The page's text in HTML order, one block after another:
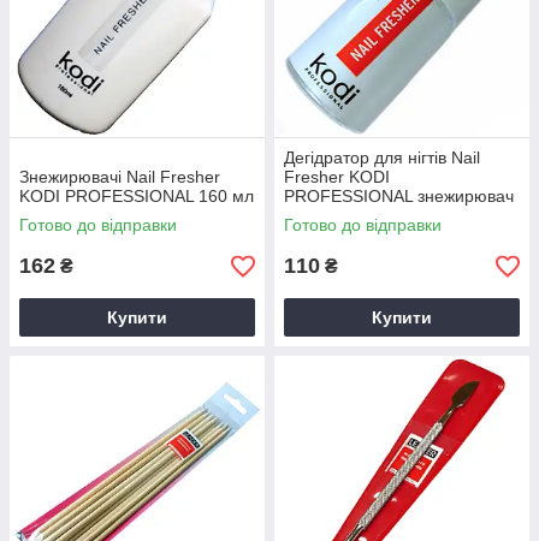
Знежирювачі Nail Fresher
KODI PROFESSIONAL 160 мл
Готово до відправки
162 ₴
Купити
Дегідратор для нігтів Nail
Fresher KODI
PROFESSIONAL знежирювач
нігтьової пластини 15 мл
Готово до відправки
110 ₴
Купити